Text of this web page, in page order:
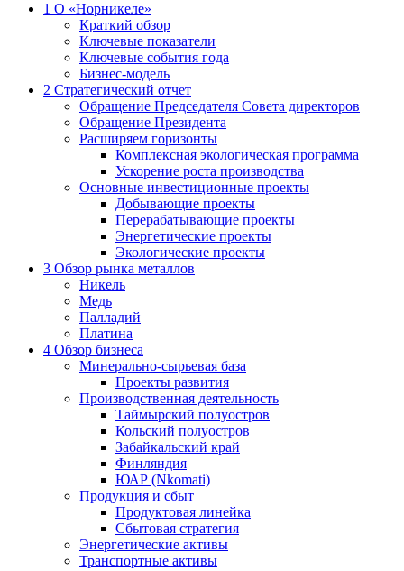
1 О «Норникеле»
Краткий обзор
Ключевые показатели
Ключевые события года
Бизнес-модель
2 Стратегический отчет
Обращение Председателя Совета директоров
Обращение Президента
Расширяем горизонты
Комплексная экологическая программа
Ускорение роста производства
Основные инвестиционные проекты
Добывающие проекты
Перерабатывающие проекты
Энергетические проекты
Экологические проекты
3 Обзор рынка металлов
Никель
Медь
Палладий
Платина
4 Обзор бизнеса
Минерально-сырьевая база
Проекты развития
Производственная деятельность
Таймырский полуостров
Кольский полуостров
Забайкальский край
Финляндия
ЮАР (Nkomati)
Продукция и сбыт
Продуктовая линейка
Сбытовая стратегия
Энергетические активы
Транспортные активы